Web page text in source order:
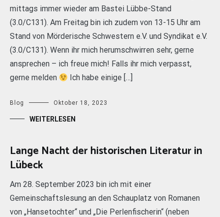
mittags immer wieder am Bastei Lübbe-Stand
(3.0/C131). Am Freitag bin ich zudem von 13-15 Uhr am
Stand von Mörderische Schwestern e.V. und Syndikat e.V.
(3.0/C131). Wenn ihr mich herumschwirren sehr, gerne
ansprechen – ich freue mich! Falls ihr mich verpasst,
gerne melden
Ich habe einige […]
Blog Oktober 18, 2023
WEITERLESEN
Lange Nacht der historischen Literatur in
Lübeck
Am 28. September 2023 bin ich mit einer
Gemeinschaftslesung an den Schauplatz von Romanen
von „Hansetochter“ und „Die Perlenfischerin“ (neben